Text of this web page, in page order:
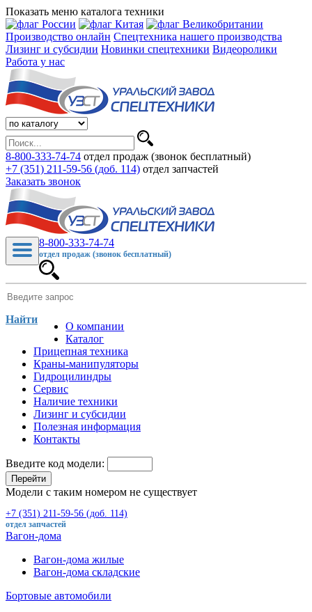
Показать меню каталога техники
Производство онлайн Спецтехника нашего производства
Лизинг и субсидии Новинки спецтехники Видеоролики
Работа у нас
8-800-333-74-74 отдел продаж (звонок бесплатный)
+7 (351) 211-59-56 (доб. 114) отдел запчастей
Заказать звонок
8-800-333-74-74
отдел продаж (звонок бесплатный)
Найти
О компании
Каталог
Прицепная техника
Краны-манипуляторы
Гидроцилиндры
Сервис
Наличие техники
Лизинг и субсидии
Полезная информация
Контакты
Введите код модели:
Перейти
Модели с таким номером не существует
+7 (351) 211-59-56 (доб. 114)
отдел запчастей
Вагон-дома
Вагон-дома жилые
Вагон-дома складские
Бортовые автомобили